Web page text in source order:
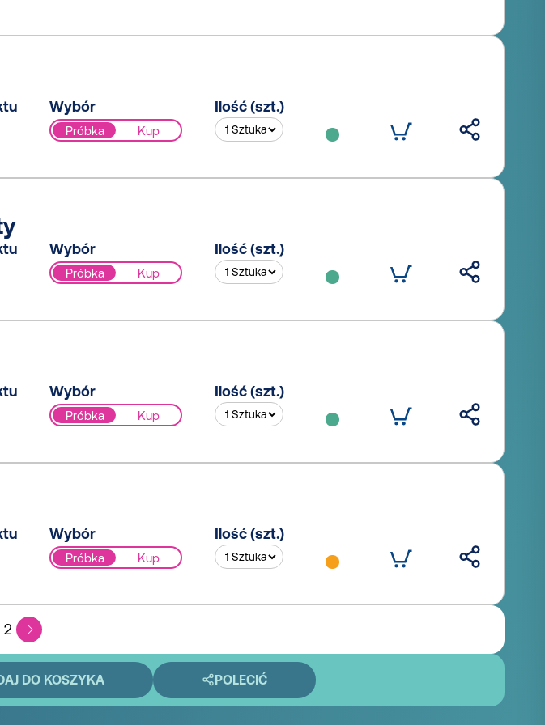
Wybór
Próbka Kup
Ilość (szt.)
Wybór
Próbka Kup
Ilość (szt.)
Wybór
Próbka Kup
Ilość (szt.)
Wybór
Próbka Kup
Ilość (szt.)
2
DO KOSZYKA POLECIĆ